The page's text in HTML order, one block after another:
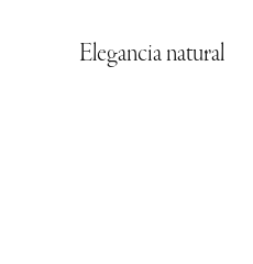
Elegancia natural